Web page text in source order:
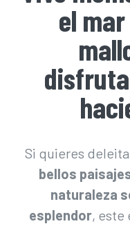
el
Si quieres
bellos
naturaleza
esplendor, este